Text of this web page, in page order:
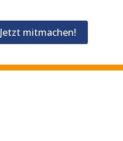
Jetzt mitmachen!